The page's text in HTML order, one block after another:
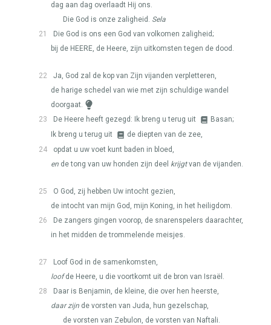
dag aan dag overlaadt Hij ons.
Die God is onze zaligheid. Sela
21
Die God is ons een God van volkomen zaligheid;
bij de HEERE, de Heere, zijn uitkomsten tegen de dood.
22
Ja, God zal de kop van Zijn vijanden verpletteren,
de harige schedel van wie met zijn schuldige wandel
doorgaat.
23
De Heere heeft gezegd: Ik breng u terug uit
Basan;
Ik breng u terug uit
de diepten van de zee,
24
opdat u uw voet kunt baden in bloed,
en de tong van uw honden zijn deel krijgtvan de vijanden.
25
O God, zij hebben Uw intocht gezien,
de intocht van mijn God, mijn Koning, in het heiligdom.
26
De zangers gingen voorop, de snarenspelers daarachter,
in het midden de trommelende meisjes.
27
Loof God in de samenkomsten,
loofde Heere, u die voortkomt uit de bron van Israël.
28
Daar is Benjamin, de kleine, die over hen heerste,
daar zijn de vorsten van Juda, hun gezelschap,
de vorsten van Zebulon, de vorsten van Naftali.